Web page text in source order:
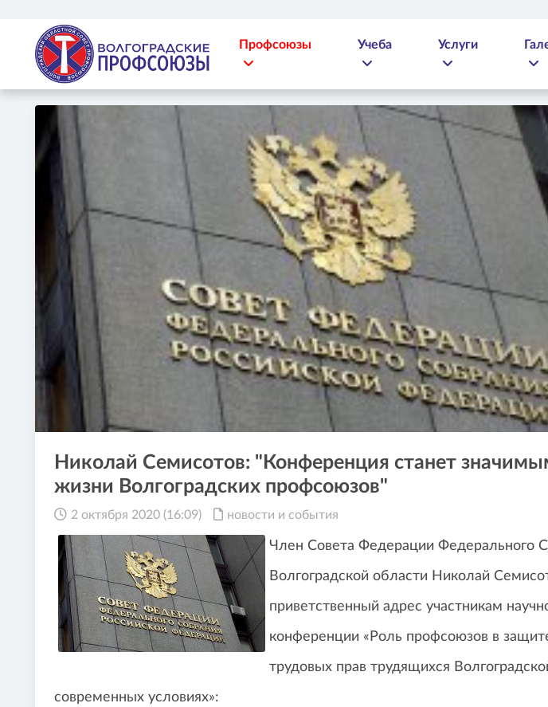
Профсоюзы Учеба Услуги
Николай Семисотов: "Конференция станет
жизни Волгоградских профсоюзов"
2 октября 2020 (16:09) новости и события
Член Совета Федерации Федерального
Волгоградской области Николай
приветственный адрес участникам
конференции «Роль профсоюзов в
трудовых прав трудящихся
современных условиях»: